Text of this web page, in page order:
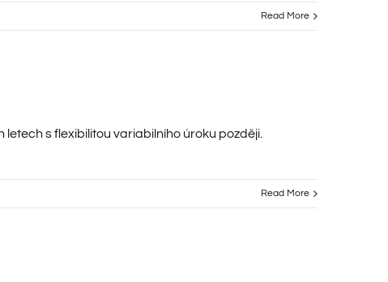
Read More
s flexibilitou variabilního úroku později.
Read More